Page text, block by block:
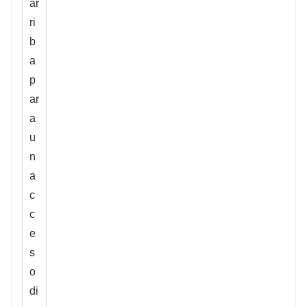
ar
ri
b
a
p
ar
a
u
n
a
c
c
e
s
o
di